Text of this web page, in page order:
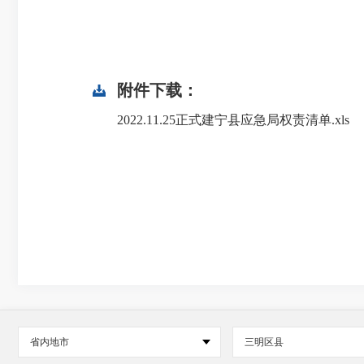
附件下载：
2022.11.25正式建宁县应急局权责清单.xls
省内地市 三明区县